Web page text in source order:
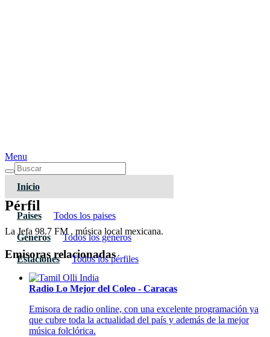
Menu
Inicio
Paises Todos los paises
Géneros Todos los géneros
Estaciones Todos los pérfiles
Pérfil
La Jefa 98.7 FM , música local mexicana.
Emisoras relacionadas
Radio Lo Mejor del Coleo - Caracas
Emisora de radio online, con una excelente programación ya
que cubre toda la actualidad del país y además de la mejor
música folclórica.